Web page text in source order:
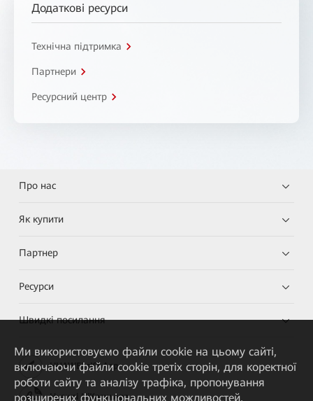
Додаткові ресурси
Технічна підтримка
Партнери
Ресурсний центр
Про нас
Як купити
Партнер
Ресурси
Швидкі посилання
HUAWEI eKit App
Huawei HiKnow App
Ми використовуємо файли cookie на цьому сайті,
включаючи файли cookie третіх сторін, для коректної
роботи сайту та аналізу трафіка, пропонування
розширених функціональних можливостей,